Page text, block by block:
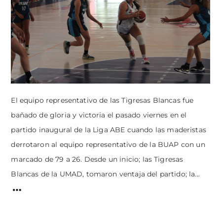
El equipo representativo de las Tigresas Blancas fue
bañado de gloria y victoria el pasado viernes en el
partido inaugural de la Liga ABE cuando las maderistas
derrotaron al equipo representativo de la BUAP con un
marcado de 79 a 26. Desde un inicio; las Tigresas
Blancas de la UMAD, tomaron ventaja del partido; la...